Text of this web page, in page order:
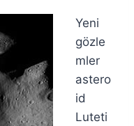
Yeni
gözle
mler
astero
id
Luteti